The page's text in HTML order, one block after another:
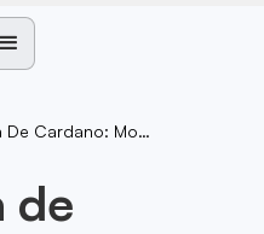
Encrucijada De Cardano: Movimientos De Ballenas Y Riesgos De Aprobación De ETF
de